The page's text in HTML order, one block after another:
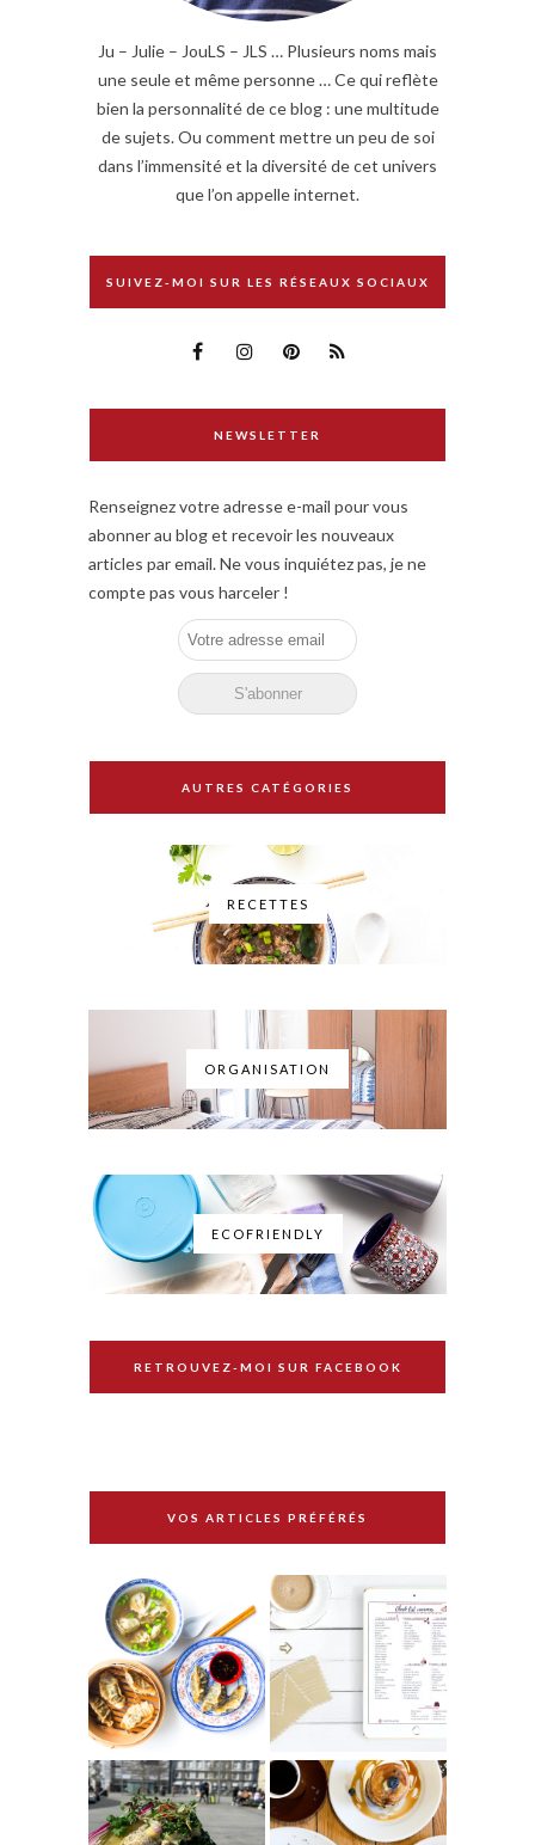
Ju – Julie – JouLS – JLS … Plusieurs noms mais
une seule et même personne … Ce qui reflète
bien la personnalité de ce blog : une multitude
de sujets. Ou comment mettre un peu de soi
dans l’immensité et la diversité de cet univers
que l’on appelle internet.
SUIVEZ-MOI SUR LES RÉSEAUX SOCIAUX
NEWSLETTER
Renseignez votre adresse e-mail pour vous
abonner au blog et recevoir les nouveaux
articles par email. Ne vous inquiétez pas, je ne
compte pas vous harceler !
AUTRES CATÉGORIES
RECETTES
ORGANISATION
ECOFRIENDLY
RETROUVEZ-MOI SUR FACEBOOK
VOS ARTICLES PRÉFÉRÉS